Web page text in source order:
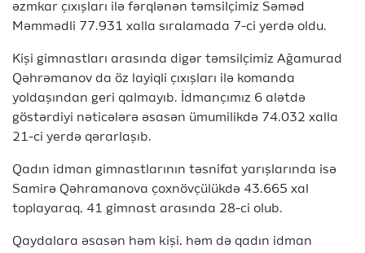
əzmkar çıxışları ilə fərqlənən təmsilçimiz Səməd
Məmmədli 77.931 xalla sıralamada 7-ci yerdə oldu.
Kişi gimnastları arasında digər təmsilçimiz Ağamurad
Qəhrəmanov da öz layiqli çıxışları ilə komanda
yoldaşından geri qalmayıb. İdmançımız 6 alətdə
göstərdiyi nəticələrə əsasən ümumilikdə 74.032 xalla
21-ci yerdə qərarlaşıb.
Qadın idman gimnastlarının təsnifat yarışlarında isə
Samirə Qəhramanova çoxnövçülükdə 43.665 xal
toplayaraq, 41 gimnast arasında 28-ci olub.
Qaydalara əsasən həm kişi, həm də qadın idman